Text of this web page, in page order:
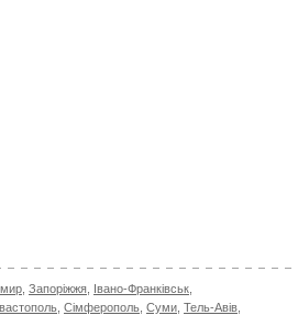
Запоріжжя Івано-Франківськ
Сімферополь Суми Тель-Авів